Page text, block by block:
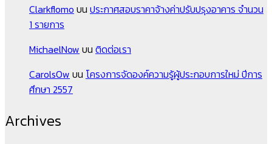
Clarkflomo บน ประกาศสอบราคาจ้างค่าปรับปรุงอาคาร จำนวน
1 รายการ
MichaelNow บน ติดต่อเรา
CarolsOw บน โครงการจัดองค์ความรู้ผู้ประกอบการใหม่ ปีการ
ศึกษา 2557
Archives